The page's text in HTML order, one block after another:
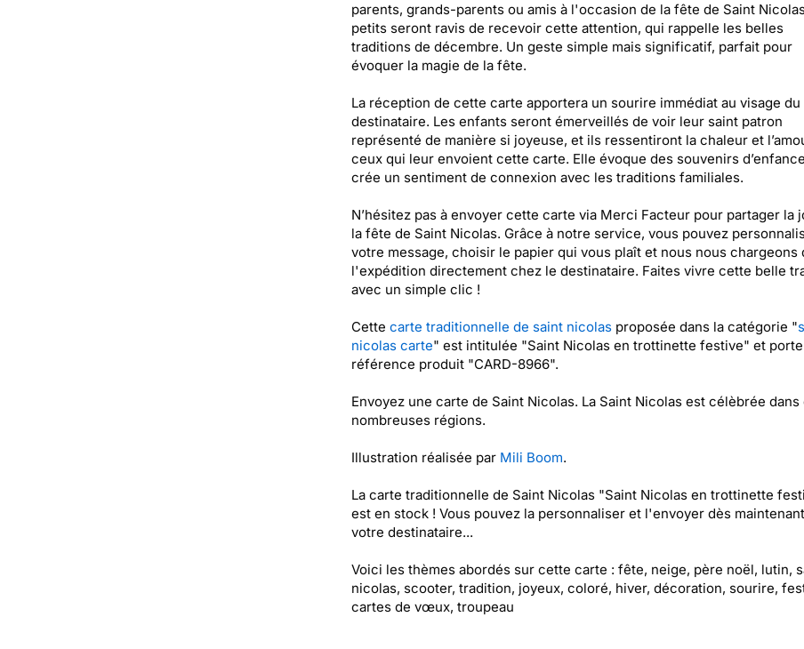
parents, grands-parents ou amis à l'occasion de la fête de Saint
petits seront ravis de recevoir cette attention, qui rappelle les belles
traditions de décembre. Un geste simple mais significatif, parfait pour
évoquer la magie de la fête.
La réception de cette carte apportera un sourire immédiat au visage du
destinataire. Les enfants seront émerveillés de voir leur saint patron
représenté de manière si joyeuse, et ils ressentiront la chaleur et
ceux qui leur envoient cette carte. Elle évoque des souvenirs
crée un sentiment de connexion avec les traditions familiales.
N’hésitez pas à envoyer cette carte via Merci Facteur pour partager la
la fête de Saint Nicolas. Grâce à notre service, vous pouvez
votre message, choisir le papier qui vous plaît et nous nous chargeons
l'expédition directement chez le destinataire. Faites vivre cette belle
avec un simple clic !
Cette carte traditionnelle de saint nicolasproposée dans la catégorie "
nicolas carte" est intitulée "Saint Nicolas en trottinette festive" et
référence produit "CARD-8966".
Envoyez une carte de Saint Nicolas. La Saint Nicolas est célèbrée dans
nombreuses régions.
Illustration réalisée par Mili Boom.
La carte traditionnelle de Saint Nicolas "Saint Nicolas en trottinette
est en stock ! Vous pouvez la personnaliser et l'envoyer dès
votre destinataire...
Voici les thèmes abordés sur cette carte : fête, neige, père noël, lutin,
nicolas, scooter, tradition, joyeux, coloré, hiver, décoration, sourire,
cartes de vœux, troupeau